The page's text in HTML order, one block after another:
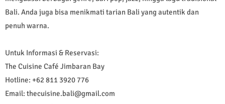
Bali. Anda juga bisa menikmati tarian Bali yang autentik dan
penuh warna.
Untuk Informasi & Reservasi:
The Cuisine Café Jimbaran Bay
Hotline: +62 811 3920 776
Email: thecuisine.bali@gmail.com